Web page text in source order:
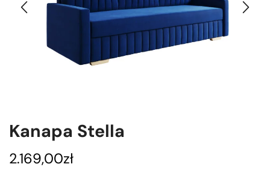
Kanapa Stella
2.169,00zł